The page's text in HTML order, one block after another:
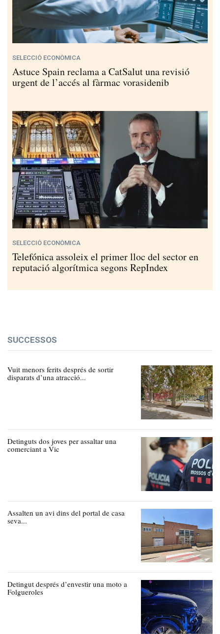
SELECCIÓ ECONÒMICA
Astuce Spain reclama a CatSalut una revisió
urgent de l’accés al fàrmac vorasidenib
SELECCIÓ ECONÒMICA
Telefónica assoleix el primer lloc del sector en
reputació algorítmica segons RepIndex
SUCCESSOS
Vuit menors ferits després de sortir
disparats d’una atracció...
Detinguts dos joves per assaltar una
comerciant a Vic
Assalten un avi dins del portal de casa
seva...
Detingut després d’envestir una moto a
Folgueroles